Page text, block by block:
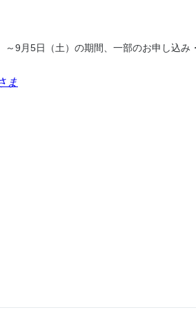
～9月5日（土）の期間、一部のお申し込
ま